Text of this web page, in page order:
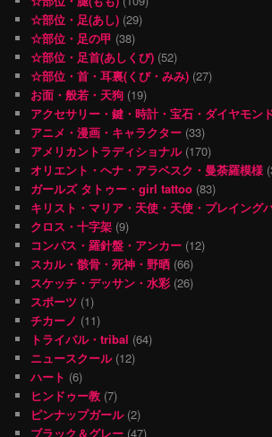
☆部位・足(あし) (29)
☆部位・足の甲 (38)
☆部位・足首(あしくび) (52)
☆部位・首・耳裏(くび・みみ) (27)
お面・般若・天狗 (19)
アクセサリー・鍵・時計・宝石・ダイヤモン
アニメ・漫画・キャラクター (33)
アメリカントラディショナル(170)
オリエント・ヘナ・アラベスク・曼荼羅模様
ガールズ タトゥー・girl tattoo (83)
キリスト・マリア・天使・天使・プレイング
クロス・十字架 (9)
コンパス・羅針盤・アンカー (12)
スカル・骸骨・死神・野晒 (66)
スケッチ・デッサン・水彩 (26)
スポーツ (1)
チカーノ (11)
トライバル・tribal (64)
ニュースクール(12)
ハート (6)
ヒンドゥー教 (7)
ピンナップガール(2)
ブラック＆グレー (47)